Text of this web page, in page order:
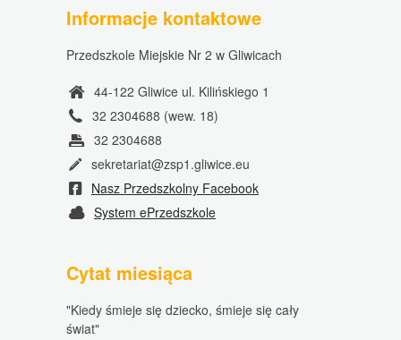
Informacje kontaktowe
Przedszkole Miejskie Nr 2 w Gliwicach
44-122 Gliwice ul. Kilińskiego 1
32 2304688 (wew. 18)
32 2304688
sekretariat@zsp1.gliwice.eu
Nasz Przedszkolny Facebook
System ePrzedszkole
Cytat miesiąca
"Kiedy śmieje się dziecko, śmieje się cały
świat"